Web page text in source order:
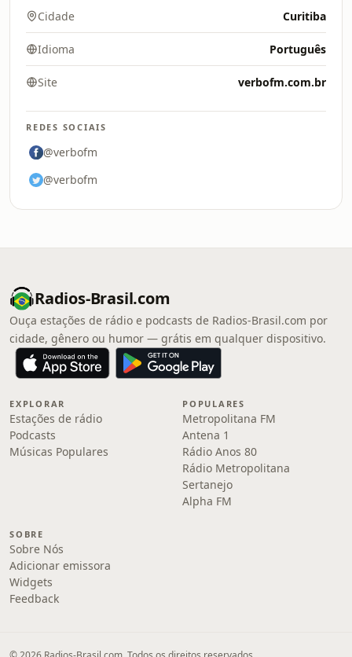
Cidade Curitiba
Idioma Português
Site verbofm.com.br
REDES SOCIAIS
@verbofm
@verbofm
Radios-Brasil.com
Ouça estações de rádio e podcasts de Radios-Brasil.com por
cidade, gênero ou humor — grátis em qualquer dispositivo.
EXPLORAR
Estações de rádio
Podcasts
Músicas Populares
POPULARES
Metropolitana FM
Antena 1
Rádio Anos 80
Rádio Metropolitana
Sertanejo
Alpha FM
SOBRE
Sobre Nós
Adicionar emissora
Widgets
Feedback